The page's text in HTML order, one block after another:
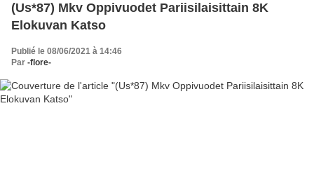
(Us*87) Mkv Oppivuodet Pariisilaisittain 8K
Elokuvan Katso
Publié le 08/06/2021 à 14:46
Par -flore-